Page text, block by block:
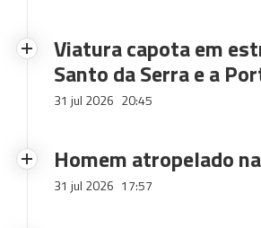
Viatura capota em
Santo da Serra e a
31 jul 2026 20:45
Homem atropelado
31 jul 2026 17:57